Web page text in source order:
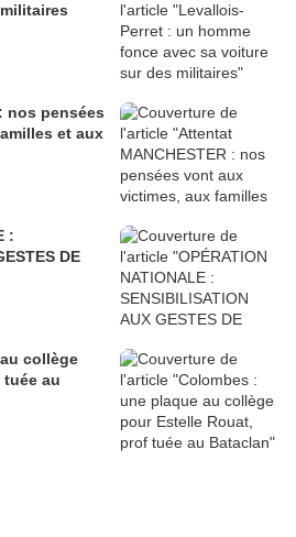
nos pensées
et aux
:
DE
collège
au